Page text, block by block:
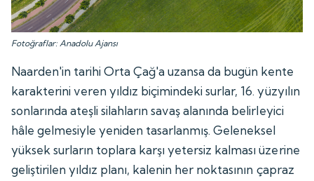
Fotoğraflar: Anadolu Ajansı
Naarden'in tarihi Orta Çağ'a uzansa da bugün kente
karakterini veren yıldız biçimindeki surlar, 16. yüzyılın
sonlarında ateşli silahların savaş alanında belirleyici
hâle gelmesiyle yeniden tasarlanmış. Geleneksel
yüksek surların toplara karşı yetersiz kalması üzerine
geliştirilen yıldız planı, kalenin her noktasının çapraz